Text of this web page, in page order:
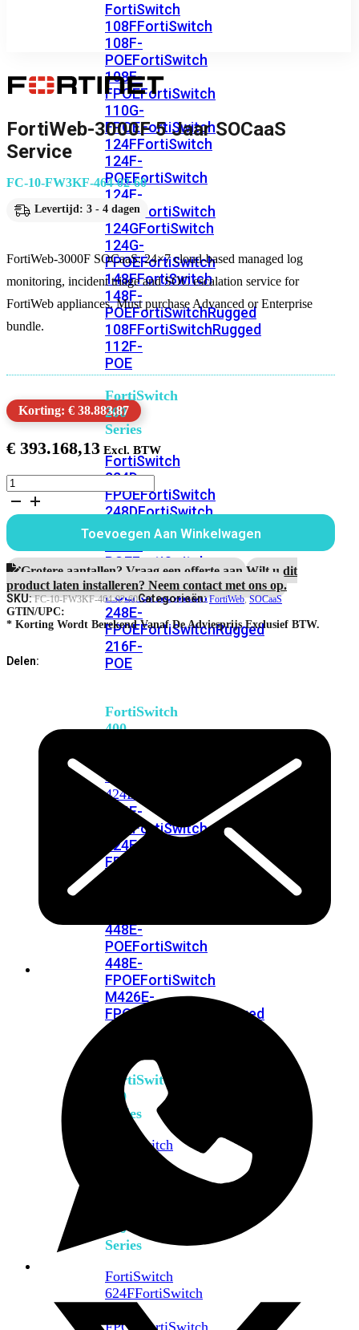
FortiSwitch
108FFortiSwitch
108F-
POEFortiSwitch
108F-
FPOEFortiSwitch
110G-
FPOEFortiSwitch
124FFortiSwitch
124F-
POEFortiSwitch
124F-
FPOE FortiSwitch
124GFortiSwitch
124G-
FPOEFortiSwitch
148FFortiSwitch
148F-
POEFortiSwitchRugged
108FFortiSwitchRugged
112F-
POE
FortiSwitch
200
Series
FortiSwitch
224D-
FPOEFortiSwitch
248DFortiSwitch
224EFortiswitch
224E-
POEFortiSwitch
248E-
POEFortiSwitch
248E-
FPOEFortiSwitchRugged
216F-
POE
FortiSwitch
400
FortiSwitch
424E
424E-
FortiSwitch
424E-
FPOE
448E-
POEFortiSwitch
448E-
FPOEFortiSwitch
M426E-
FPOE
FortiSwitchRugged
424F-
FortiSwitch
500
Series
FortiSwitch
600
Series
FortiSwitch
624FFortiSwitch
624F-
FPOE
FortiSwitch
FortiWeb-3000F 5 Jaar SOCaaS
Service
FC-10-FW3KF-464-02-60
Levertijd: 3 - 4 dagen
FortiWeb-3000F SOCaaS: 24×7 cloud-based managed log
monitoring, incident triage and SOC escalation service for
FortiWeb appliances. Must purchase Advanced or Enterprise
bundle.
Korting: € 38.883,87
€ 393.168,13
FortiWeb-
3000F
Jaar
SOCaaS
Service
aantal
Toevoegen Aan Winkelwagen
Grotere aantallen? Vraag een offerte aan.Wilt u dit
product laten installeren? Neem contact met ons op.
SKU:FC-10-FW3KF-464-02-60Categorieën:FortiWeb,SOCaaS
GTIN/UPC:
* Korting Wordt Berekend Vanaf De Adviesprijs Exclusief BTW.
Delen: